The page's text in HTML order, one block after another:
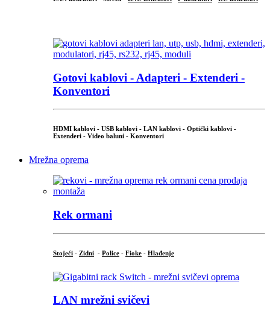
Gotovi kablovi - Adapteri - Extenderi -
Konventori
HDMI kablovi - USB kablovi - LAN kablovi - Optički kablovi -
Extenderi - Video baluni - Konventori
Mrežna oprema
Rek ormani
Stojeći - Zidni - Police - Fioke - Hlađenje
LAN mrežni svičevi